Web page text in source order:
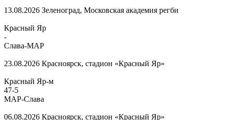
13.08.2026 Зеленоград, Московская академия регби
Красный Яр
-
Слава-МАР
23.08.2026 Красноярск, стадион «Красный Яр»
Красный Яр-м
47-5
МАР-Слава
06.08.2026 Красноярск, стадион «Красный Яр»